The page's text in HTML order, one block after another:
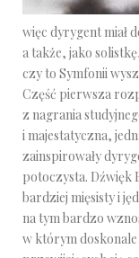
więc dyrygent miał
a także, jako
czy to Symfonii
Część pierwsza
z nagrania
i majestatyczna,
zainspirowały
potoczysta. Dźwięk
bardziej mięsisty i
na tym bardzo
w którym